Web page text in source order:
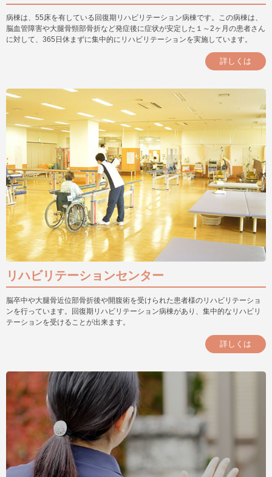
病棟は、55床を有している回復期リハビリテーション病棟です。この病棟は、
脳血管障害や大腿骨頸部骨折など発症後に症状が安定した１～2ヶ月の患者さん
に対して、365日休まずに集中的にリハビリテーションを実施しています。
詳しくは
リハビリテーションセンター
脳卒中や大腿骨近位部骨折後や開腹術を受けられた患者様のリハビリテーショ
ンを行っています。回復期リハビリテーション病棟があり、集中的なリハビリ
テーションを受けることが出来ます。
詳しくは